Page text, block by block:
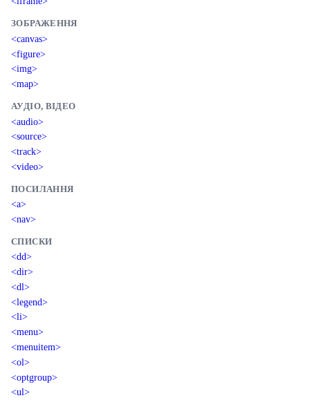
ЗОБРАЖЕННЯ
<canvas>
<figure>
<img>
<map>
АУДІО, ВІДЕО
<audio>
<source>
<track>
<video>
ПОСИЛАННЯ
<a>
<nav>
СПИСКИ
<dd>
<dir>
<dl>
<legend>
<li>
<menu>
<menuitem>
<ol>
<optgroup>
<ul>